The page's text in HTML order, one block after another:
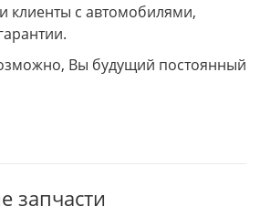
клиенты с автомобилями,
Вы будущий постоянный
запчасти